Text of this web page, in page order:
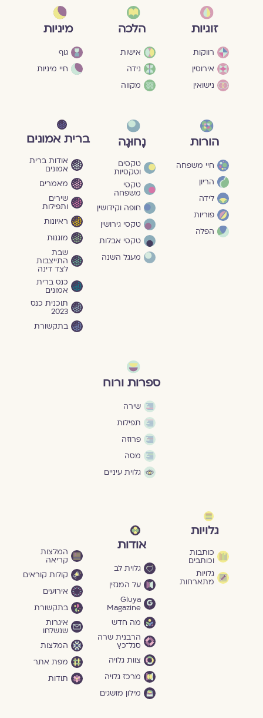
זוגיות
רווקות
אירוסין
נישואין
הלכה
אישות
נידה
מקווה
מיניות
גוף
חיי מיניות
הורות
חיי משפחה
הריון
לידה
פוריות
הפלה
נָחוּגָה
טקסים
וטקסיות
טקסי
משפחה
חופה וקידושין
טקסי גירושין
טקסי אבלות
מעגל השנה
ברית אמונים
אודות ברית
אמונים
מאמרים
שירים
ותפילות
ראיונות
מוגנוּת
שבת
התייצבות
לצד דינה
כנס ברית
אמונים
תוכנית כנס
2023
בתקשורת
ספרות ורוח
שירה
תפילות
פרוזה
מסה
גלוית עיניים
גלויות
כותבות
וכותבים
גלויות
מתארחות
אודות
גלוית לב
על המגזין
Gluya
Magazine
מה חדש
הרבנית שרה
סגל־כץ
צוות גלויה
מרכז גלויה
מילון מושגים
המלצות
קריאה
קולות קוראים
אירועים
בתקשורת
איגרות
שנשלחו
המלצות
מפת אתר
תודות